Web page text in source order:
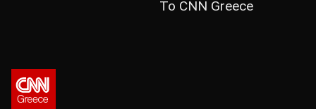
Το CNN Greece